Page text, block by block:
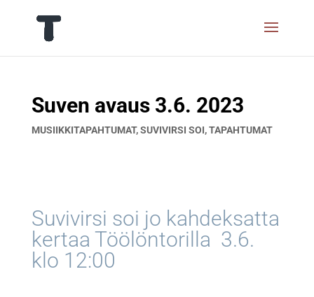
Suven avaus 3.6. 2023
MUSIIKKITAPAHTUMAT,SUVIVIRSI SOI,TAPAHTUMAT
Suvivirsi soi jo kahdeksatta
kertaa Töölöntorilla 3.6.
klo 12:00